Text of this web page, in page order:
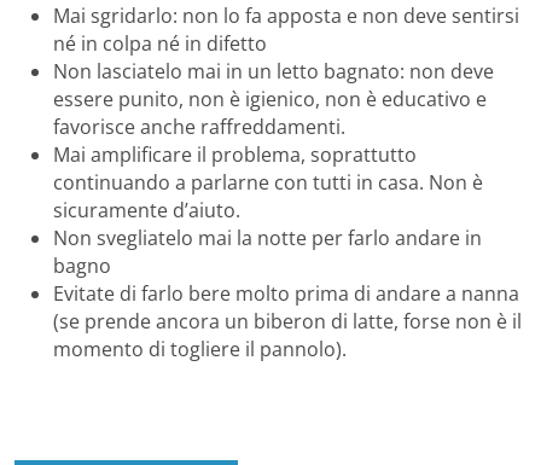
Mai sgridarlo: non lo fa apposta e non deve sentirsi
né in colpa né in difetto
Non lasciatelo mai in un letto bagnato: non deve
essere punito, non è igienico, non è educativo e
favorisce anche raffreddamenti.
Mai amplificare il problema, soprattutto
continuando a parlarne con tutti in casa. Non è
sicuramente d’aiuto.
Non svegliatelo mai la notte per farlo andare in
bagno
Evitate di farlo bere molto prima di andare a nanna
(se prende ancora un biberon di latte, forse non è il
momento di togliere il pannolo).